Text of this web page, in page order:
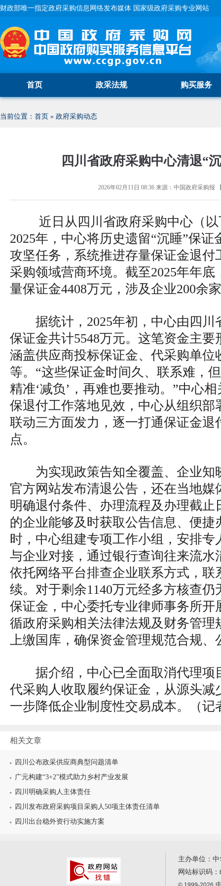
财政部唯一指定政府采购信息网络发布媒体 国家级政府采购专业网站
首页 政采法规 购买服务
当前位置： 首页 » 政府采购动态
四川省政府采购中心清退“
2026年02月11日 08:36来源： 中国政府采购报
近日从四川省政府采购中心（
2025年，中心将历史遗留“沉睡”保
攻坚任务，系统推进存量保证金退付
采购领域营商环境。截至2025年年
量保证金4408万元，涉及企业200余
据统计，2025年初，中心由四
保证金共计5548万元。这笔资金主要
涵盖供应商投标保证金、代采购单位
等。“这些保证金时间久、联系难，
精准‘减负’，再难也要推动。”中心
保退付工作落地见效，中心从组织部
联动三方面发力，逐一打通保证金退
点。
为实现政策告知全覆盖、企业知
官方网站发布清退公告，还在当地媒
明确退付条件、办理流程及办理截止
的企业能够及时获取公告信息、便捷
时，中心组建专项工作小组，安排专
与企业对接，通过银行查询往来流水
依托网络平台排查企业联系方式，联
续。对于剩余1140万元经多方核查
保证金，中心委托专业律师事务所开
循政府采购相关法律法规及财务管理
上缴国库，确保资金管理规范合规、
据介绍，中心已全面取消代理项
代采购人收取履约保证金，从源头减
一步降低企业制度性交易成本。（记
相关文章
四川公布政采供应商典型问题清单
广元构建“3+2”模式助力乡村产业发展
四川明确采购人主体责任
四川发布政府采购项目采购人50项主体责任清单
四川出台稳外资行动实施方案
主办单位：
网站标识码：